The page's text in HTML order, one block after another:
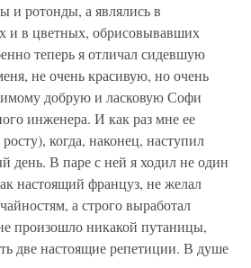
и ротонды, а являлись в
и в цветных, обрисовывавших
теперь я отличал сидевшую
не очень красивую, но очень
добрую и ласковую Софи
инженера. И как раз мне ее
когда, наконец, наступил
день. В паре с ней я ходил не один
настоящий француз, не желал
а строго выработал
произошло никакой путаницы,
две настоящие репетиции. В душе